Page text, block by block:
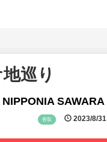
巡り
NIPPONIA SAWARA
香取 2023/8/31